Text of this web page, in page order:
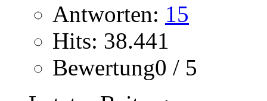
Antworten: 15
Hits: 38.441
Bewertung0 / 5